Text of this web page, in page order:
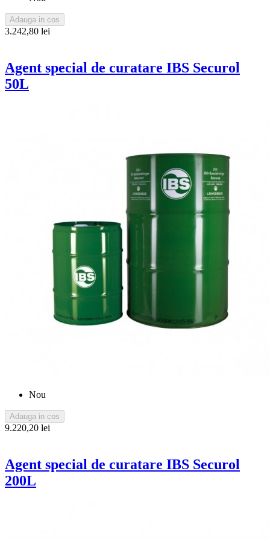
Adauga in cos
3.242,80 lei
Agent special de curatare IBS Securol
50L
Nou
Adauga in cos
9.220,20 lei
Agent special de curatare IBS Securol
200L